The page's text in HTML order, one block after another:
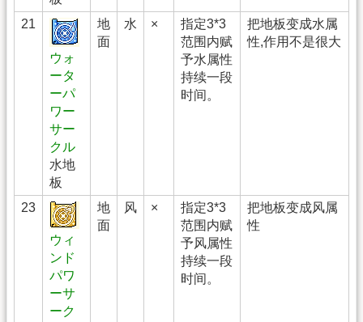
21
ウォ
ータ
ーパ
ワー
サー
クル
水地
板
地
面
水 ×
指定3*3
范围内赋
予水属性
持续一段
时间。
把地板变成水属
性,作用不是很大
23
ウィ
ンド
パワ
ーサ
ーク
地
面
风 ×
指定3*3
范围内赋
予风属性
持续一段
时间。
把地板变成风属
性